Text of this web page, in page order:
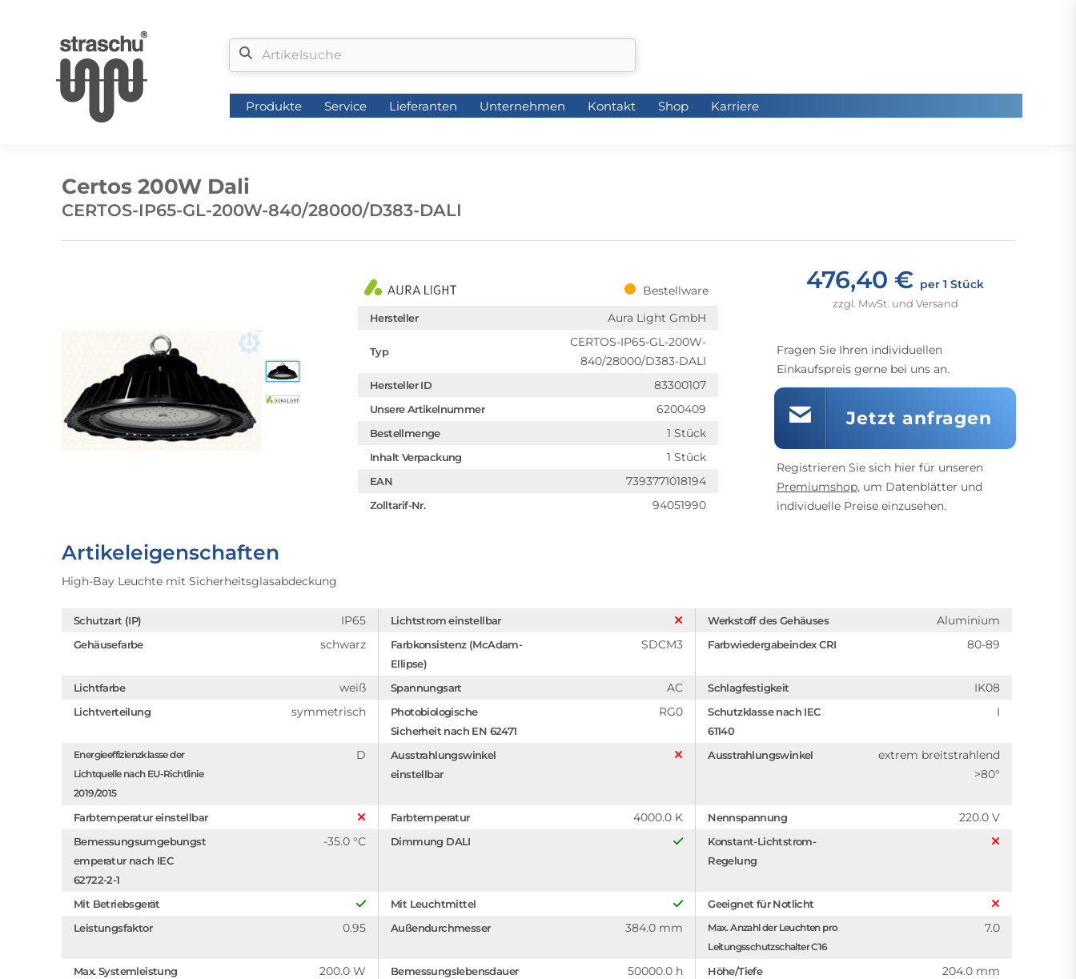
Produkte Service Lieferanten Unternehmen Kontakt Shop Karriere
Certos 200W Dali
CERTOS-IP65-GL-200W-840/28000/D383-DALI
Bestellware
Hersteller Aura Light GmbH
Typ
CERTOS-IP65-GL-200W-
840/28000/D383-DALI
Hersteller ID 83300107
Unsere Artikelnummer 6200409
Bestellmenge 1 Stück
Inhalt Verpackung 1 Stück
EAN 7393771018194
Zolltarif-Nr. 94051990
476,40 € per 1 Stück
zzgl. MwSt. und Versand
Fragen Sie Ihren individuellen
Einkaufspreis gerne bei uns an.
Jetzt anfragen
Registrieren Sie sich hier für unseren
Premiumshop, um Datenblätter und
individuelle Preise einzusehen.
Artikeleigenschaften
High-Bay Leuchte mit Sicherheitsglasabdeckung
Schutzart (IP) IP65 Lichtstrom einstellbar Werkstoff des Gehäuses Aluminium
Gehäusefarbe schwarz
Farbkonsistenz (McAdam-
Ellipse)
SDCM3 Farbwiedergabeindex CRI 80-89
Lichtfarbe weiß Spannungsart AC Schlagfestigkeit IK08
Lichtverteilung symmetrisch
Photobiologische
Sicherheit nach EN 62471
RG0
Schutzklasse nach IEC
61140
I
Energieeffizienzklasse der
Lichtquelle nach EU-Richtlinie
2019/2015
D
Ausstrahlungswinkel
einstellbar
Ausstrahlungswinkel
extrem breitstrahlend
>80°
Farbtemperatur einstellbar Farbtemperatur 4000.0 K Nennspannung 220.0 V
Bemessungsumgebungst
emperatur nach IEC
62722-2-1
-35.0 °C Dimmung DALI
Konstant-Lichtstrom-
Regelung
Mit Betriebsgerät Mit Leuchtmittel
Geeignet für Notlicht
Leistungsfaktor
0.95 Außendurchmesser 384.0 mm
Max. Anzahl der Leuchten pro
Leitungsschutzschalter C16
7.0
Max. Systemleistung 200.0 W
Bemessungslebensdauer
50000.0 h Höhe/Tiefe 204.0 mm
Produkte Service Lieferanten Unternehmen Kontakt